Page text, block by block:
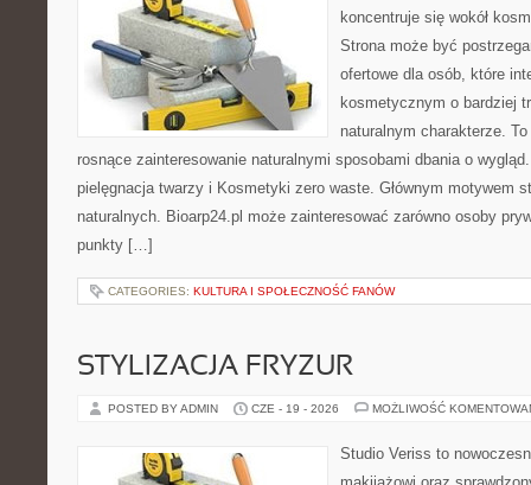
koncentruje się wokół
Strona może być
ofertowe dla osób, które
kosmetycznym o bardziej
naturalnym charakterze.
rosnące zainteresowanie naturalnymi sposobami dbania o
pielęgnacja twarzy i Kosmetyki zero waste. Głównym motywem
naturalnych. Bioarp24.pl może zainteresować zarówno osoby
punkty […]
CATEGORIES: KULTURA I SPOŁECZNOŚĆ FANÓW
STYLIZACJA FRYZUR
POSTED BY ADMIN CZE - 19 - 2026 MOŻLIWOŚĆ
Studio Veriss to